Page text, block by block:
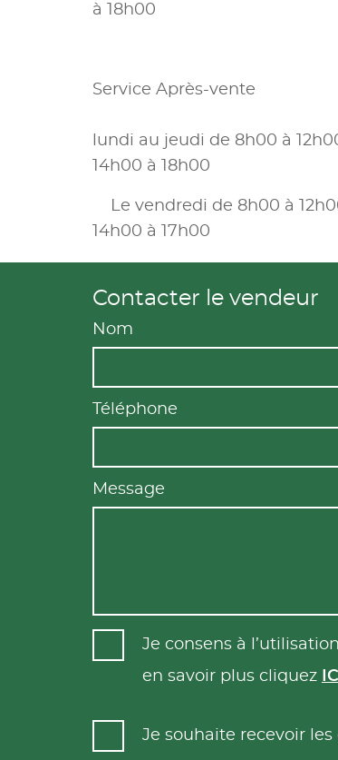
à 18h00
Service Après-vente
lundi au jeudi de 8h00 à
14h00 à 18h00
Le vendredi de 8h00 à
14h00 à 17h00
Contacter le vendeur
Nom
Téléphone
Message
Je consens à
en savoir plus cliquez
ICI
Je souhaite recevoir